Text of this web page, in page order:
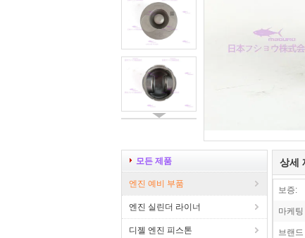
모든 제품
엔진 예비 부품
엔진 실린더 라이너
디젤 엔진 피스톤
상세
보증:
마케
브랜